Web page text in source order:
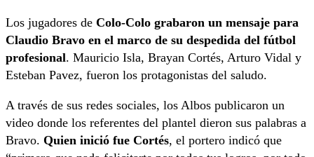
Los jugadores de Colo-Colo grabaron un mensaje para
Claudio Bravo en el marco de su despedida del fútbol
profesional. Mauricio Isla, Brayan Cortés, Arturo Vidal y
Esteban Pavez, fueron los protagonistas del saludo.
A través de sus redes sociales, los Albos publicaron un
video donde los referentes del plantel dieron sus palabras a
Bravo. Quien inició fue Cortés, el portero indicó que